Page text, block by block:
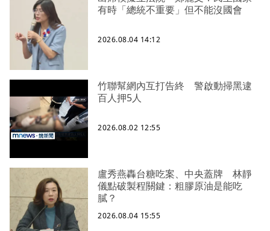
有時「總統不重要」但不能沒國會
2026.08.04 14:12
竹聯幫網內互打告終 警啟動掃黑逮
百人押5人
2026.08.02 12:55
盧秀燕轟台糖吃案、中央蓋牌 林靜
儀點破製程關鍵：粗膠原油是能吃
膩？
2026.08.04 15:55